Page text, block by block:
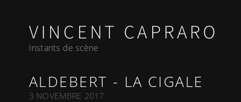
VINCENT CAPRARO
Instants de scène
ALDEBERT - LA CIGALE
3 NOVEMBRE 2017